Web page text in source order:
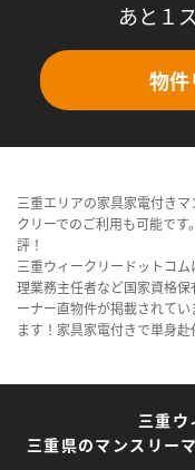
あと１
物件
三重エリアの家具家電付き
クリーでのご利用も可能で
評！
三重ウィークリードットコ
理業務主任者など国家資格
ーナー直物件が掲載されて
ます！家具家電付きで単身赴
三重ウ
三重県のマンスリー